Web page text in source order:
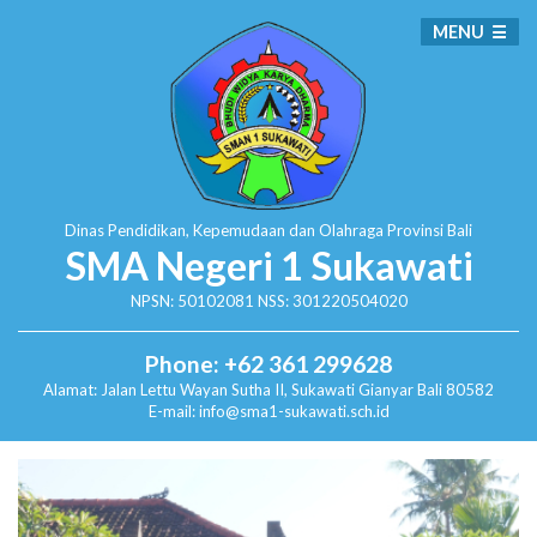
Dinas Pendidikan, Kepemudaan dan Olahraga Provinsi Bali
SMA Negeri 1 Sukawati
NPSN: 50102081 NSS: 301220504020
Phone: +62 361 299628
Alamat: Jalan Lettu Wayan Sutha II, SukawatiGianyar Bali 80582
E-mail: info@sma1-sukawati.sch.id
MENU